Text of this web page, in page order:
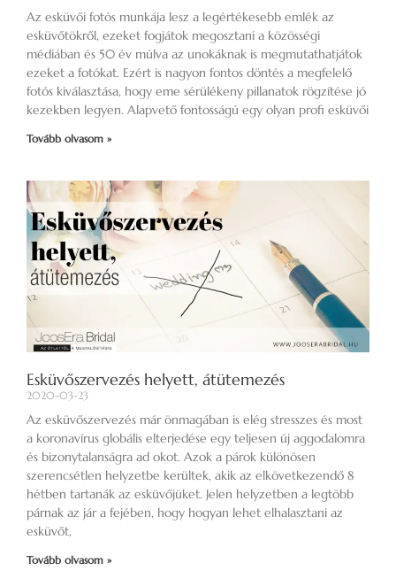
Az esküvői fotós munkája lesz a legértékesebb emlék az
esküvőtökről, ezeket fogjátok megosztani a közösségi
médiában és 50 év múlva az unokáknak is megmutathatjátok
ezeket a fotókat. Ezért is nagyon fontos döntés a megfelelő
fotós kiválasztása, hogy eme sérülékeny pillanatok rögzítése jó
kezekben legyen. Alapvető fontosságú egy olyan profi esküvői
Tovább olvasom »
Esküvőszervezés helyett, átütemezés
2020-03-23
Az esküvőszervezés már önmagában is elég stresszes és most
a koronavírus globális elterjedése egy teljesen új aggodalomra
és bizonytalanságra ad okot. Azok a párok különösen
szerencsétlen helyzetbe kerültek, akik az elkövetkezendő 8
hétben tartanák az esküvőjüket. Jelen helyzetben a legtöbb
párnak az jár a fejében, hogy hogyan lehet elhalasztani az
esküvőt,
Tovább olvasom »